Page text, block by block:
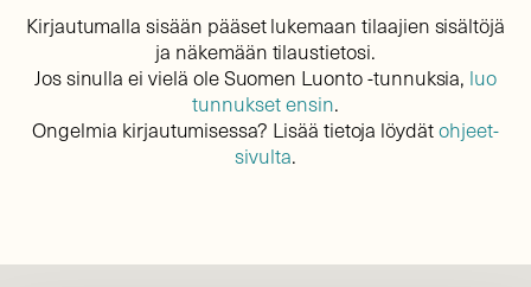
Kirjautumalla sisään pääset lukemaan tilaajien sisältöjä
ja näkemään tilaustietosi.
Jos sinulla ei vielä ole Suomen Luonto -tunnuksia, luo
tunnukset ensin.
Ongelmia kirjautumisessa? Lisää tietoja löydätohjeet-
sivulta.